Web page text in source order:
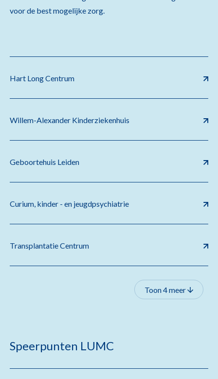
voor de best mogelijke zorg.
Hart Long Centrum
Willem-Alexander Kinderziekenhuis
Geboortehuis Leiden
Curium, kinder - en jeugdpsychiatrie
Transplantatie Centrum
Toon 4 meer
Speerpunten LUMC